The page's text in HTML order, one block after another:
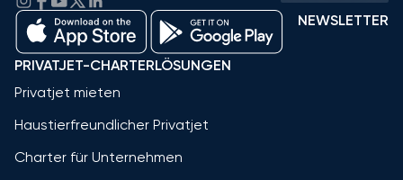
NEWSLETTER
PRIVATJET-CHARTERLÖSUNGEN
Privatjet mieten
Haustierfreundlicher Privatjet
Charter für Unternehmen